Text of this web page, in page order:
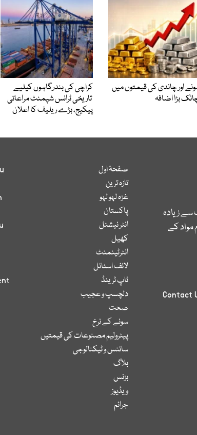
اور چاندی کی قیمتوں میں
بڑا اضافہ
کراچی کی بندرگاہوں کیلیے
تاریخی ٹرانس شپمنٹ مراعاتی
پیکیج، بڑے ریلیف کا اعلان
سے زیادہ
مواد کے
Contact
صفحۂ اول
تازہ ترین
غزہ لہو لہو
پاکستان
انٹر نیشنل
کھیل
انٹرٹینمنٹ
لائف اسٹائل
ٹاپ ٹرینڈ
دلچسپ و عجیب
صحت
سونے کے نرخ
پیٹرولیم مصنوعات کی قیمتیں
سائنس و ٹیکنالوجی
بلاگ
بزنس
ویڈیوز
جرائم